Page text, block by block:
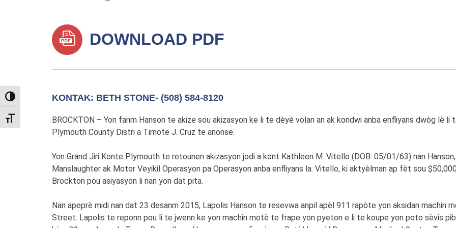
TOGGLE HIGH CONTRAST
TOGGLE FONT SIZE
DOWNLOAD PDF
KONTAK: BETH STONE- (508) 584-8120
BROCKTON – Yon fanm Hanson te akize sou akizasyon ke li te dèyè volan an ak kondwi anba enfliyans dwòg lè
Plymouth County Distri a Timote J. Cruz te anonse.
Yon Grand Jiri Konte Plymouth te retounen akizasyon jodi a kont Kathleen M. Vitello (DOB: 05/01/63) nan
Manslaughter ak Motor Veyikil Operasyon pa Operasyon anba enfliyans la. Vitello, ki aktyèlman ap fèt sou
Brockton pou asiyasyon li nan yon dat pita.
Nan apeprè midi nan dat 23 desanm 2015, Lapolis Hanson te resevwa anpil apèl 911 rapòte yon aksidan machin
Street. Lapolis te reponn pou li te jwenn ke yon machin motè te frape yon pyeton e li te koupe yon poto sèvis